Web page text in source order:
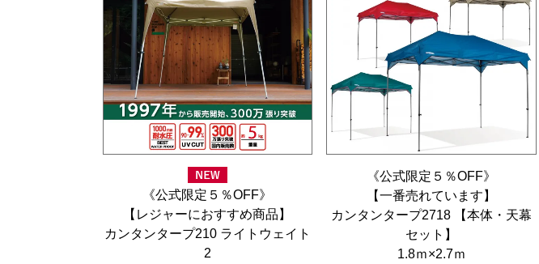
《公式限定５％OFF》
【レジャーにおすすめ商品】
カンタンタープ210 ライトウェイト
2
《公式限定５％OFF》
【一番売れています】
カンタンタープ2718 【本体・天幕
セット】
1.8ｍ×2.7ｍ